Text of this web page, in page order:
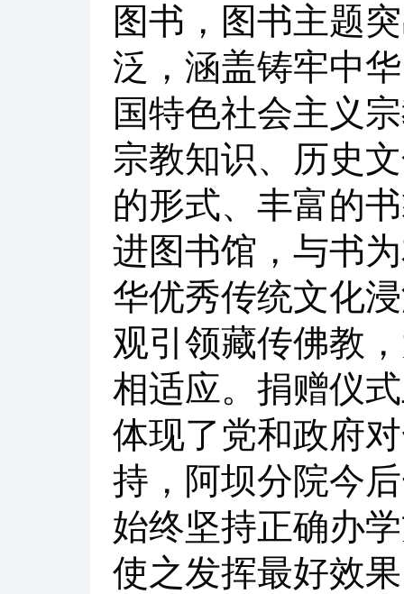
图书，图书主题
泛，涵盖铸牢中
国特色社会主义
宗教知识、历史
的形式、丰富的
进图书馆，与书
华优秀传统文化
观引领藏传佛教
相适应。捐赠仪
体现了党和政府
持，阿坝分院今
始终坚持正确办
使之发挥最好效